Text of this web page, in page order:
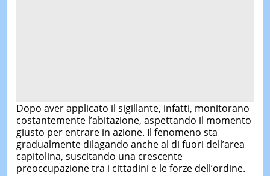
Dopo aver applicato il sigillante, infatti, monitorano
costantemente l’abitazione, aspettando il momento
giusto per entrare in azione. Il fenomeno sta
gradualmente dilagando anche al di fuori dell’area
capitolina, suscitando una crescente
preoccupazione tra i cittadini e le forze dell’ordine.